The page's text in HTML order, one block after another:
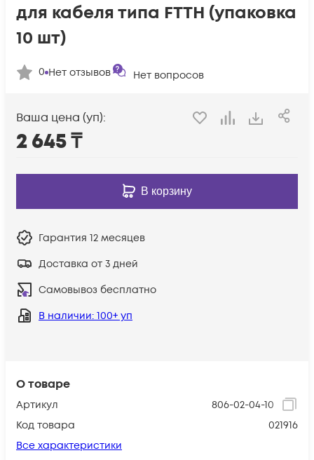
О товаре
Артикул
806-02-04-10
Код товара
021916
Все характеристики
для кабеля типа FTTH (упаковка
10 шт)
0 Нет отзывов Нет вопросов
Ваша цена (уп):
2 645₸
В корзину
Гарантия 12 месяцев
Доставка от 3 дней
Самовывоз бесплатно
В наличии: 100+ уп